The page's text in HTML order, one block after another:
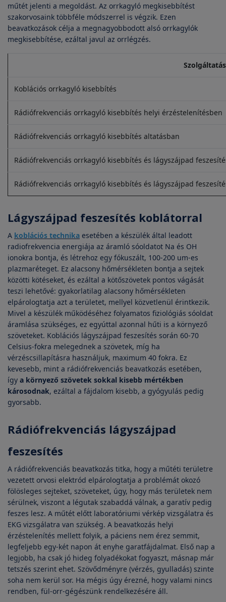
műtét jelenti a megoldást. Az orrkagyló megkisebbítést
szakorvosaink többféle módszerrel is végzik. Ezen
beavatkozások célja a megnagyobbodott alsó orrkagylók
megkisebbítése, ezáltal javul az orrlégzés.
Szolgáltatás
Koblációs orrkagyló kisebbítés
Rádiófrekvenciás orrkagyló kisebbítés helyi érzéstelenítésben
Rádiófrekvenciás orrkagyló kisebbítés altatásban
Rádiófrekvenciás orrkagyló kisebbítés és lágyszájpad
Rádiófrekvenciás orrkagyló kisebbítés és lágyszájpad
Lágyszájpad feszesítés koblátorral
A koblációs technika esetében a készülék által leadott
radiofrekvencia energiája az áramló sóoldatot Na és OH
ionokra bontja, és létrehoz egy fókuszált, 100-200 um-es
plazmaréteget. Ez alacsony hőmérsékleten bontja a sejtek
közötti kötéseket, és ezáltal a kötőszövetek pontos vágását
teszi lehetővé: gyakorlatilag alacsony hőmérsékleten
elpárologtatja azt a területet, mellyel közvetlenül érintkezik.
Mivel a készülék működéséhez folyamatos fiziológiás sóoldat
áramlása szükséges, ez egyúttal azonnal hűti is a környező
szöveteket. Koblációs lágyszájpad feszesítés során 60-70
Celsius-fokra melegednek a szövetek, míg ha
vérzéscsillapításra használjuk, maximum 40 fokra. Ez
kevesebb, mint a rádiófrekvenciás beavatkozás esetében,
így a környező szövetek sokkal kisebb mértékben
károsodnak, ezáltal a fájdalom kisebb, a gyógyulás pedig
gyorsabb.
Rádiófrekvenciás lágyszájpad
feszesítés
A rádiófrekvenciás beavatkozás titka, hogy a műtéti területre
vezetett orvosi elektród elpárologtatja a problémát okozó
fölösleges sejteket, szöveteket, úgy, hogy más területek nem
sérülnek, viszont a légutak szabaddá válnak, a garatív pedig
feszes lesz. A műtét előtt laboratóriumi vérkép vizsgálatra és
EKG vizsgálatra van szükség. A beavatkozás helyi
érzéstelenítés mellett folyik, a páciens nem érez semmit,
legfeljebb egy-két napon át enyhe garatfájdalmat. Első nap a
legjobb, ha csak jó hideg folyadékokat fogyaszt, másnap már
tetszés szerint ehet. Szövődményre (vérzés, gyulladás) szinte
soha nem kerül sor. Ha mégis úgy érezné, hogy valami nincs
rendben, fül-orr-gégészünk rendelkezésére áll.